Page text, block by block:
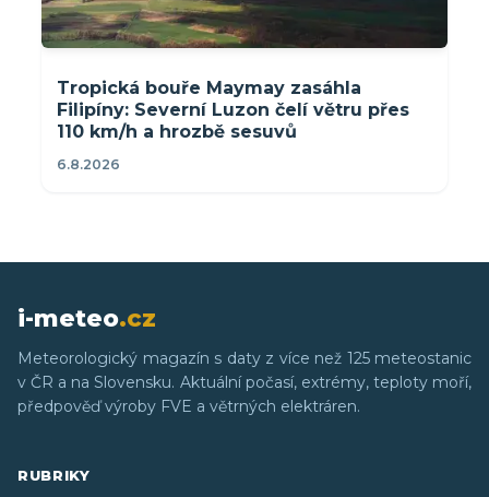
Tropická bouře Maymay zasáhla
Filipíny: Severní Luzon čelí větru přes
110 km/h a hrozbě sesuvů
6.8.2026
i-meteo.cz
Meteorologický magazín s daty z více než 125 meteostanic
v ČR a na Slovensku. Aktuální počasí, extrémy, teploty moří,
předpověď výroby FVE a větrných elektráren.
RUBRIKY